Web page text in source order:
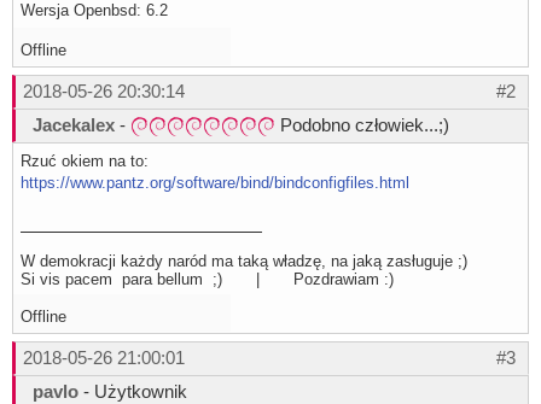
Wersja Openbsd: 6.2
Offline
#2
2018-05-26 20:30:14
Jacekalex - Podobno człowiek...;)
Rzuć okiem na to:
https://www.pantz.org/software/bind/bindconfigfiles.html
W demokracji każdy naród ma taką władzę, na jaką zasługuje ;)
Si vis pacem para bellum ;) | Pozdrawiam :)
Offline
#3
2018-05-26 21:00:01
pavlo - Użytkownik